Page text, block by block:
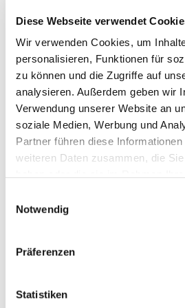
Diese Webseite verwendet
Wir verwenden Cookies, um
personalisieren, Funktionen für
zu können und die Zugriffe auf
analysieren. Außerdem geben wir
Verwendung unserer Website an
soziale Medien, Werbung und
Partner führen diese
weiteren Daten zusammen, die
Notwendig
Präferenzen
Statistiken
transformative Herausforderung:
Handeln anrühren lassen, mit
in der Berührung des Wassers
und Wein, der Gemeinschaft des
Schwingen des Heiligen
Goldhamme, in der
Bochum, daheim, in der Stadt, in
Die Amtseinführung übernahm
Superintendent Dr. Gerald
zu haben, die als
Aufgabe schultert. Hagmann: "Es
Bildungsveranstaltungen -
Weiterentwicklung - und die
Bochum."